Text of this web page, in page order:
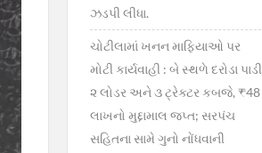
ઝડપી લીધા.
ચોટીલામાં ખનન માફિયાઓ પર
મોટી કાર્યવાહી : બે સ્થળે દરોડા પાડી
૨ લોડર અને ૩ ટ્રેક્ટર કબજે, ₹48
લાખનો મુદ્દામાલ જપ્ત; સરપંચ
સહિતના સામે ગુનો નોંધવાની